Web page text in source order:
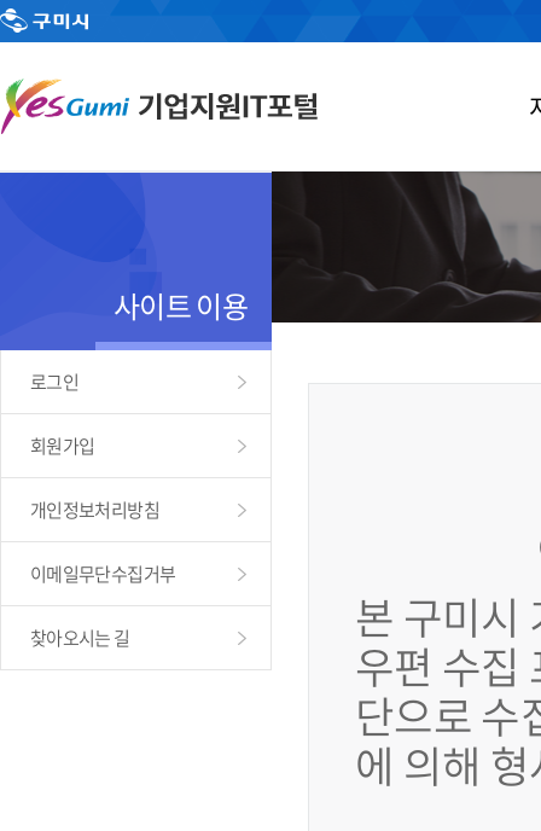
사이트 이용
로그인
회원가입
개인정보처리방침
이메일무단수집거부
찾아오시는 길 본 구미시
우편 수집
단으로 수
에 의해